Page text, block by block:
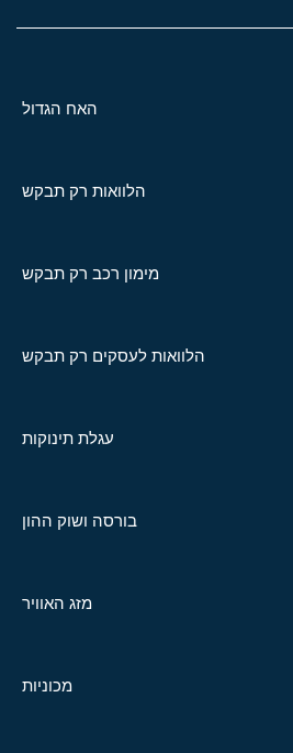
האח הגדול
הלוואות רק תבקש
מימון רכב רק תבקש
הלוואות לעסקים רק תבקש
עגלת תינוקות
בורסה ושוק ההון
מזג האוויר
מכוניות